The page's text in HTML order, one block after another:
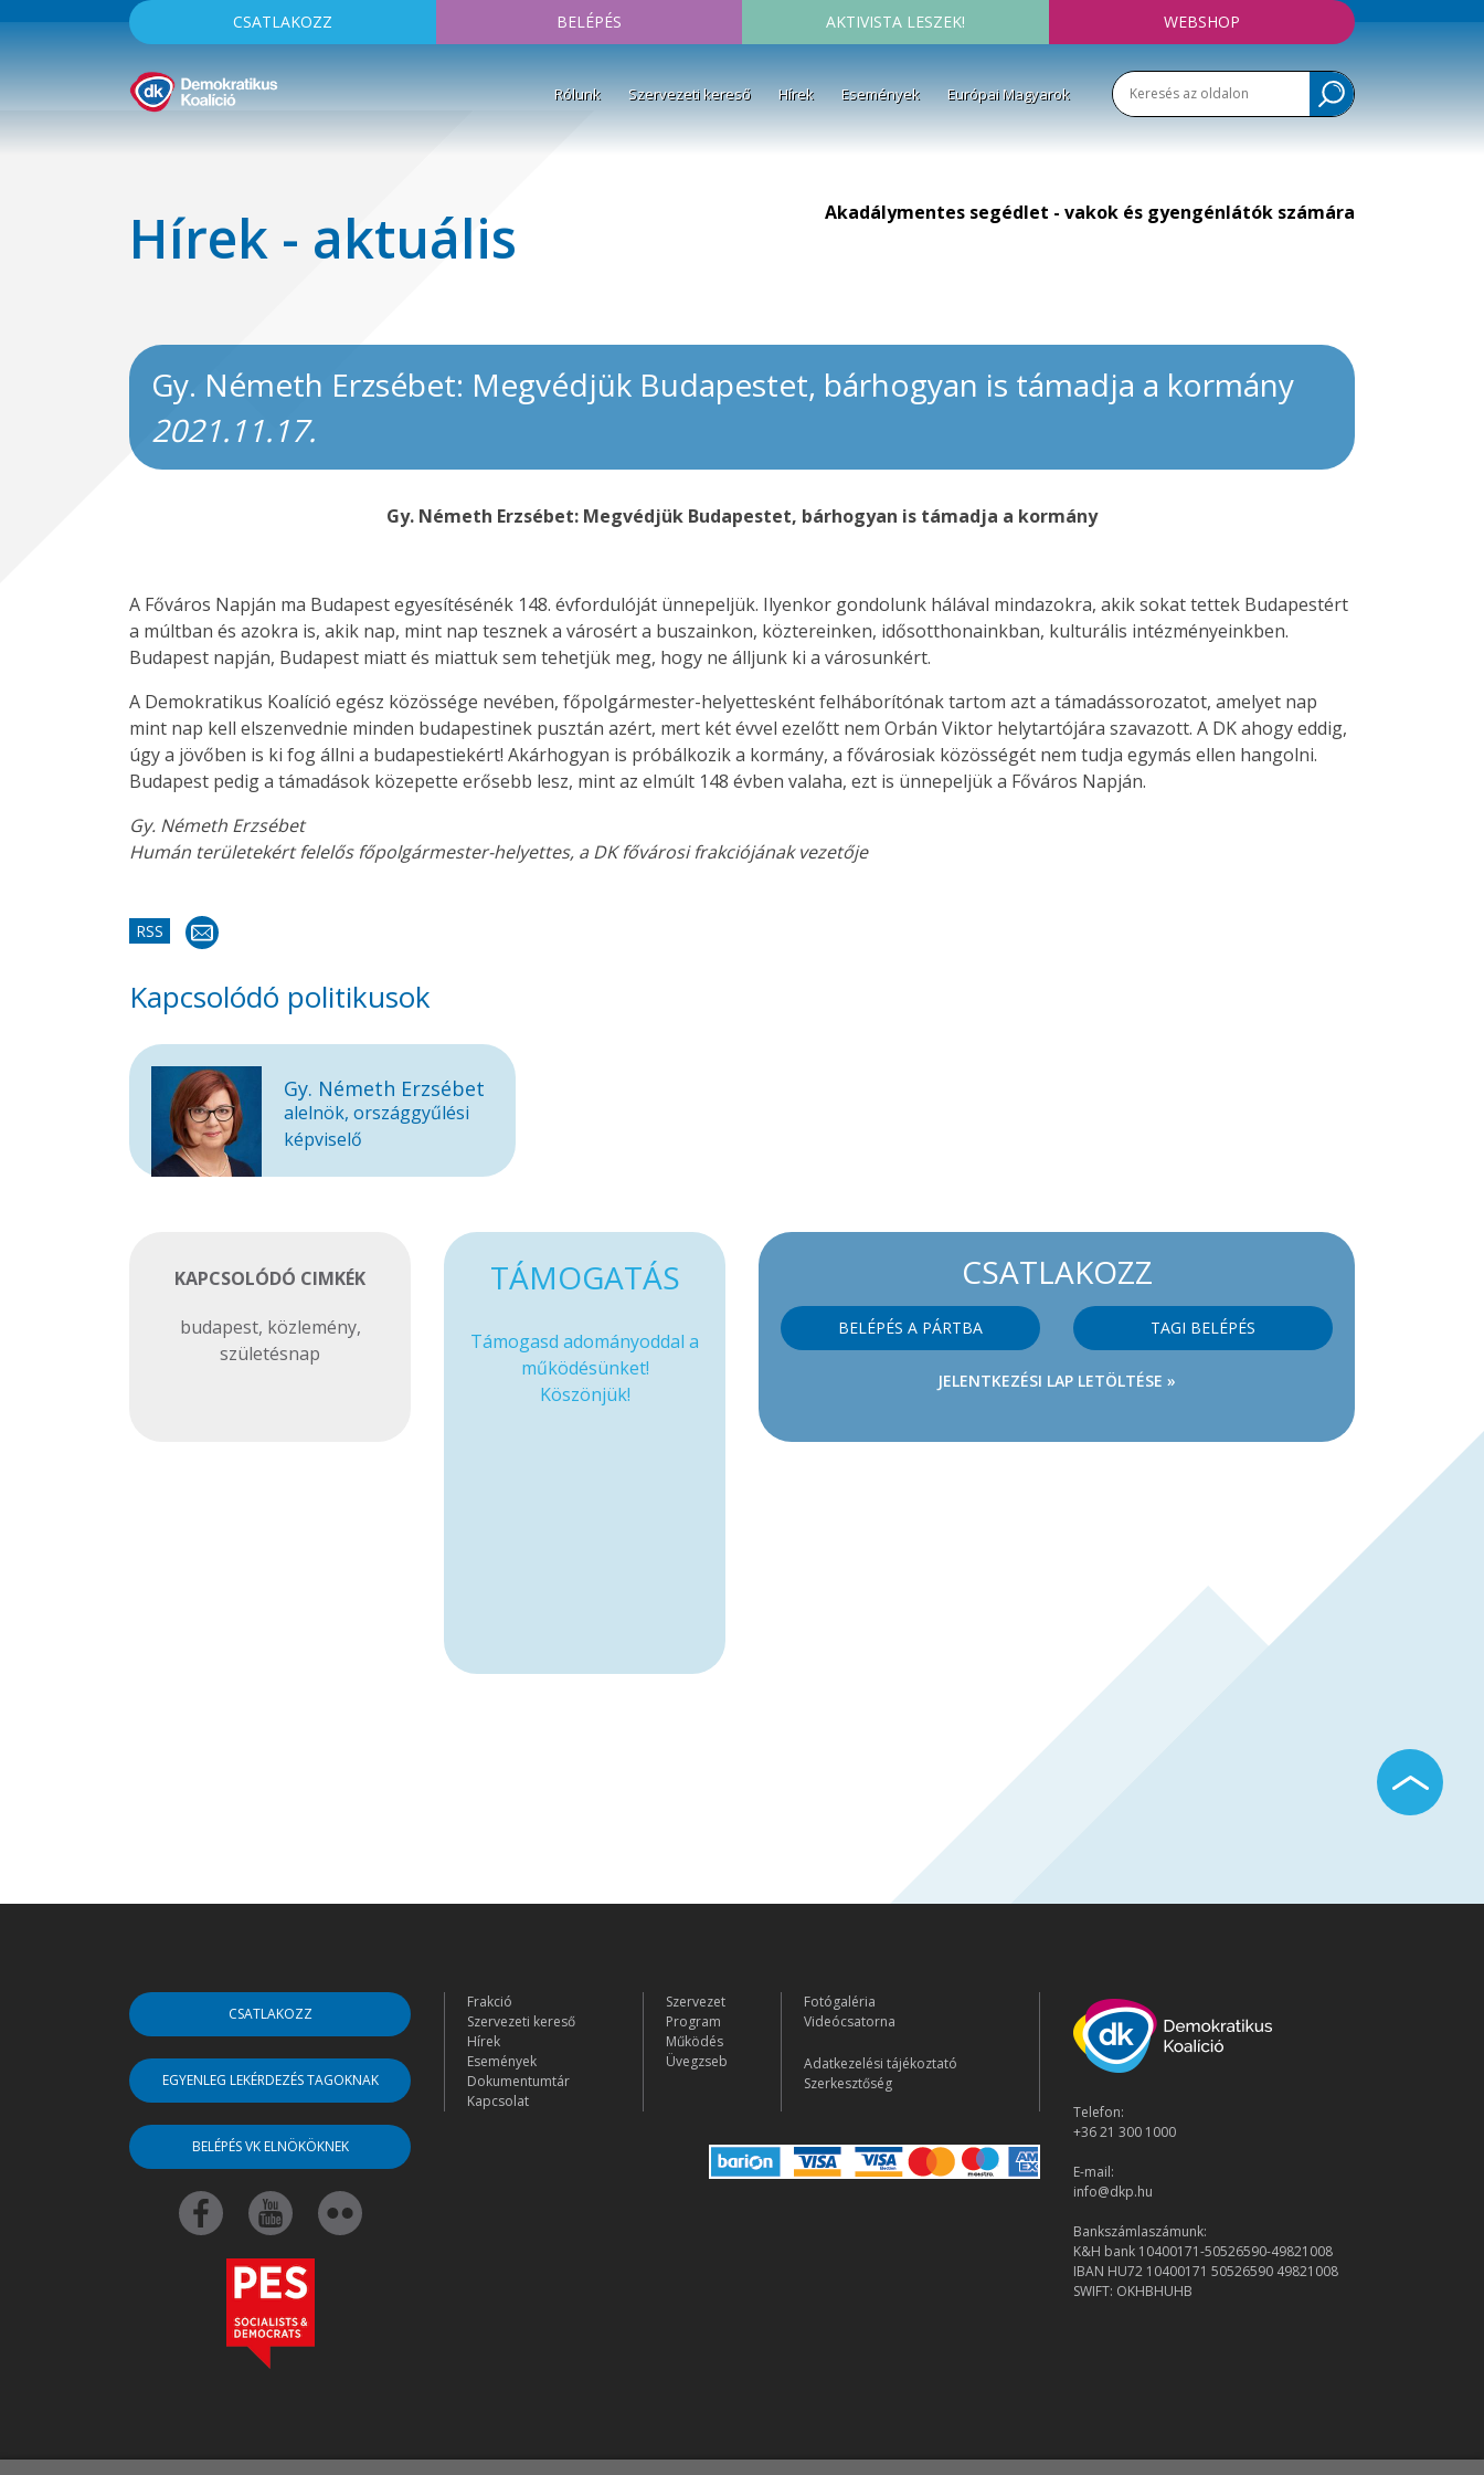
CSATLAKOZZ BELÉPÉS AKTIVISTA LESZEK! WEBSHOP
Rólunk Szervezeti kereső Hírek Események Európai Magyarok
Hírek - aktuális Akadálymentes segédlet - vakok és gyengénlátók számára
Gy. Németh Erzsébet: Megvédjük Budapestet, bárhogyan is támadja a kormány
2021.11.17.
Gy. Németh Erzsébet: Megvédjük Budapestet, bárhogyan is támadja a kormány
A Főváros Napján ma Budapest egyesítésénék 148. évfordulóját ünnepeljük. Ilyenkor gondolunk hálával mindazokra, akik sokat tettek Budapestért
a múltban és azokra is, akik nap, mint nap tesznek a városért a buszainkon, köztereinken, idősotthonainkban, kulturális intézményeinkben.
Budapest napján, Budapest miatt és miattuk sem tehetjük meg, hogy ne álljunk ki a városunkért.
A Demokratikus Koalíció egész közössége nevében, főpolgármester-helyettesként felháborítónak tartom azt a támadássorozatot, amelyet nap
mint nap kell elszenvednie minden budapestinek pusztán azért, mert két évvel ezelőtt nem Orbán Viktor helytartójára szavazott. A DK ahogy eddig,
úgy a jövőben is ki fog állni a budapestiekért! Akárhogyan is próbálkozik a kormány, a fővárosiak közösségét nem tudja egymás ellen hangolni.
Budapest pedig a támadások közepette erősebb lesz, mint az elmúlt 148 évben valaha, ezt is ünnepeljük a Főváros Napján.
Gy. Németh Erzsébet
Humán területekért felelős főpolgármester-helyettes, a DK fővárosi frakciójának vezetője
RSS
Kapcsolódó politikusok
Gy. Németh Erzsébet
alelnök, országgyűlési
képviselő
KAPCSOLÓDÓ CIMKÉK
budapest, közlemény,
születésnap
CSATLAKOZZ
BELÉPÉS A PÁRTBA TAGI BELÉPÉS
JELENTKEZÉSI LAP LETÖLTÉSE »
TÁMOGATÁS
Támogasd adományoddal a
működésünket!
Köszönjük!
CSATLAKOZZ
EGYENLEG LEKÉRDEZÉS TAGOKNAK
BELÉPÉS VK ELNÖKÖKNEK
Frakció
Szervezeti kereső
Hírek
Események
Dokumentumtár
Kapcsolat
Szervezet
Program
Működés
Üvegzseb
Fotógaléria
Videócsatorna
Adatkezelési tájékoztató
Szerkesztőség
Telefon:
+36 21 300 1000
E-mail:
info@dkp.hu
Bankszámlaszámunk:
K&H bank 10400171-50526590-49821008
IBAN HU72 10400171 50526590 49821008
SWIFT: OKHBHUHB